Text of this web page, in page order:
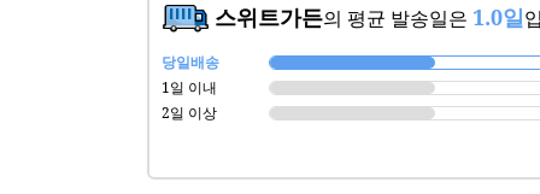
스위트가든의 평균 발송일은 1.0일
당일배송
1일 이내
2일 이상